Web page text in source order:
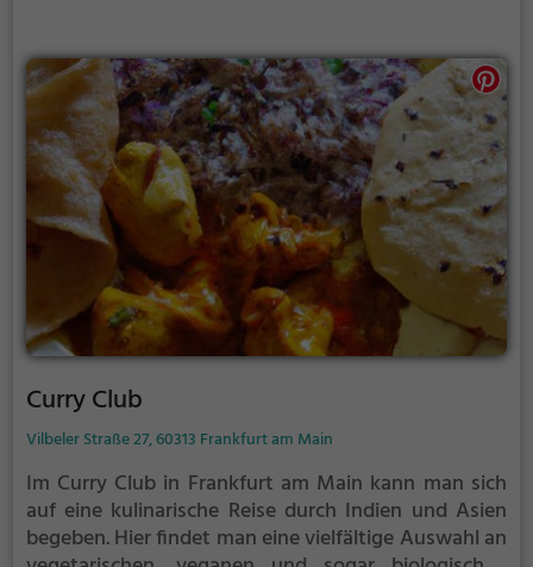
Curry Club
Vilbeler Straße 27, 60313 Frankfurt am Main
Im Curry Club in Frankfurt am Main kann man sich
auf eine kulinarische Reise durch Indien und Asien
begeben. Hier findet man eine vielfältige Auswahl an